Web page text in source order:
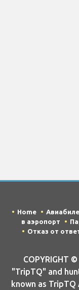
Home
в аэропорт
Отказ от
COPYRIGHT
"TripTQ" and
known as